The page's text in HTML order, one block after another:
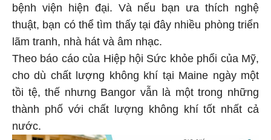
bệnh viện hiện đại. Và nếu bạn ưa thích nghệ
thuật, bạn có thể tìm thấy tại đây nhiều phòng triển
lãm tranh, nhà hát và âm nhạc.
Theo báo cáo của Hiệp hội Sức khỏe phổi của Mỹ,
cho dù chất lượng không khí tại Maine ngày một
tồi tệ, thế nhưng Bangor vẫn là một trong những
thành phố với chất lượng không khí tốt nhất cả
nước.